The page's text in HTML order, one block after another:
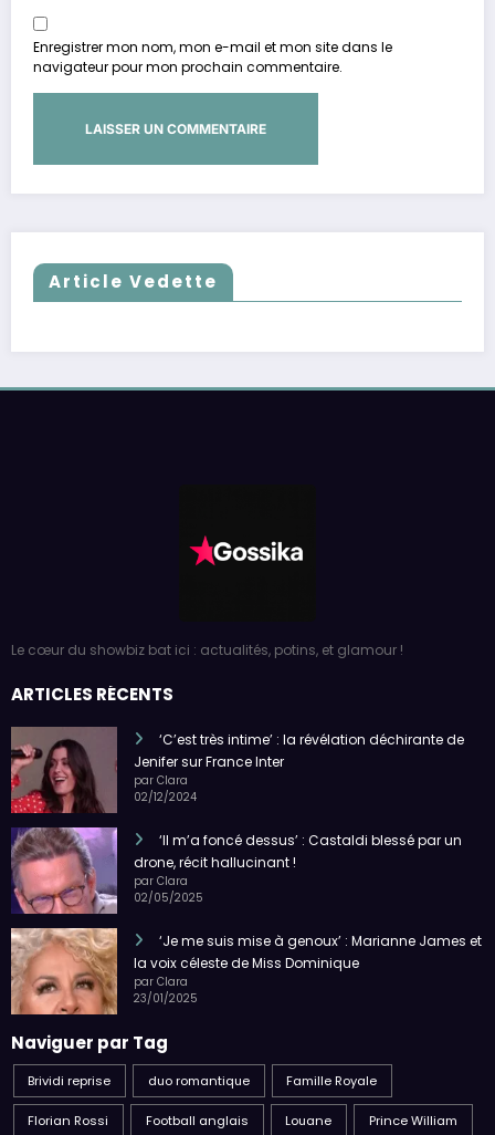
Enregistrer mon nom, mon e-mail et mon site dans le
navigateur pour mon prochain commentaire.
Article Vedette
Le cœur du showbiz bat ici : actualités, potins, et glamour !
ARTICLES RÉCENTS
‘C’est très intime’ : la révélation déchirante de
Jenifer sur France Inter
par Clara
02/12/2024
‘Il m’a foncé dessus’ : Castaldi blessé par un
drone, récit hallucinant !
par Clara
02/05/2025
‘Je me suis mise à genoux’ : Marianne James et
la voix céleste de Miss Dominique
par Clara
23/01/2025
Naviguer par Tag
Brividi reprise duo romantique Famille Royale
Florian Rossi Football anglais Louane Prince William